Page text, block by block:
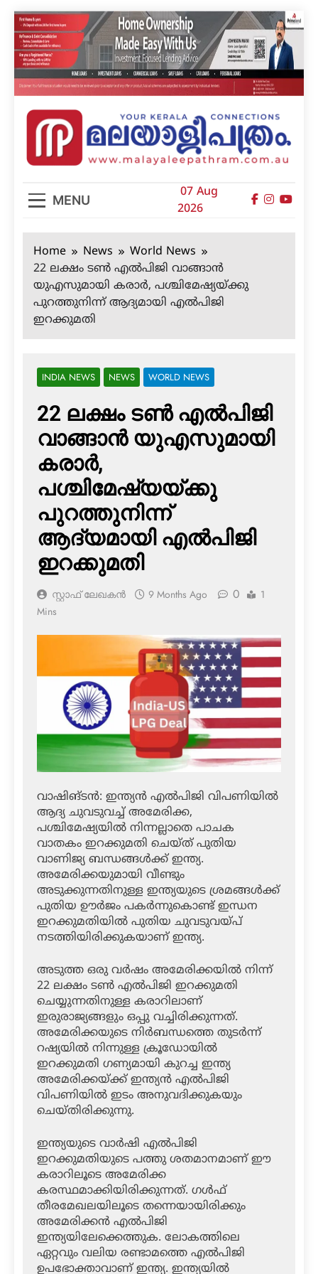
Skip
to
content
മലയാളിപത്രം
MENU
07 Aug
2026
Home News
World News
22 ലക്ഷം ടണ്‍ എല്‍പിജി വാങ്ങാന്‍
യുഎസുമായി കരാര്‍, പശ്ചിമേഷ്യയ്ക്കു
പുറത്തുനിന്ന് ആദ്യമായി എല്‍പിജി
ഇറക്കുമതി
INDIA NEWS NEWS WORLD NEWS
22 ലക്ഷം ടണ്‍ എല്‍പിജി
വാങ്ങാന്‍ യുഎസുമായി
കരാര്‍,
പശ്ചിമേഷ്യയ്ക്കു
പുറത്തുനിന്ന്
ആദ്യമായി എല്‍പിജി
ഇറക്കുമതി
സ്റ്റാഫ് ലേഖകൻ 9 Months Ago 0
1
Mins
വാഷിങ്ടന്‍: ഇന്ത്യന്‍ എല്‍പിജി വിപണിയില്‍
ആദ്യ ചുവടുവച്ച് അമേരിക്ക,
പശ്ചിമേഷ്യയില്‍ നിന്നല്ലാതെ പാചക
വാതകം ഇറക്കുമതി ചെയ്ത് പുതിയ
വാണിജ്യ ബന്ധങ്ങള്‍ക്ക് ഇന്ത്യ.
അമേരിക്കയുമായി വീണ്ടും
അടുക്കുന്നതിനുള്ള ഇന്ത്യയുടെ ശ്രമങ്ങള്‍ക്ക്
പുതിയ ഊര്‍ജം പകര്‍ന്നുകൊണ്ട് ഇന്ധന
ഇറക്കുമതിയില്‍ പുതിയ ചുവടുവയ്പ്
നടത്തിയിരിക്കുകയാണ് ഇന്ത്യ.
അടുത്ത ഒരു വര്‍ഷം അമേരിക്കയില്‍ നിന്ന്
22 ലക്ഷം ടണ്‍ എല്‍പിജി ഇറക്കുമതി
ചെയ്യുന്നതിനുള്ള കരാറിലാണ്
ഇരുരാജ്യങ്ങളും ഒപ്പു വച്ചിരിക്കുന്നത്.
അമേരിക്കയുടെ നിര്‍ബന്ധത്തെ തുടര്‍ന്ന്
റഷ്യയില്‍ നിന്നുള്ള ക്രൂഡോയില്‍
ഇറക്കുമതി ഗണ്യമായി കുറച്ച ഇന്ത്യ
അമേരിക്കയ്ക്ക് ഇന്ത്യന്‍ എല്‍പിജി
വിപണിയില്‍ ഇടം അനുവദിക്കുകയും
ചെയ്തിരിക്കുന്നു.
ഇന്ത്യയുടെ വാര്‍ഷി എല്‍പിജി
ഇറക്കുമതിയുടെ പത്തു ശതമാനമാണ് ഈ
കരാറിലൂടെ അമേരിക്ക
കരസ്ഥമാക്കിയിരിക്കുന്നത്. ഗള്‍ഫ്
തീരമേഖലയിലൂടെ തന്നെയായിരിക്കും
അമേരിക്കന്‍ എല്‍പിജി
ഇന്ത്യയിലേക്കെത്തുക. ലോകത്തിലെ
ഏറ്റവും വലിയ രണ്ടാമത്തെ എല്‍പിജി
ഉപഭോക്താവാണ് ഇന്ത്യ. ഇന്ത്യയില്‍